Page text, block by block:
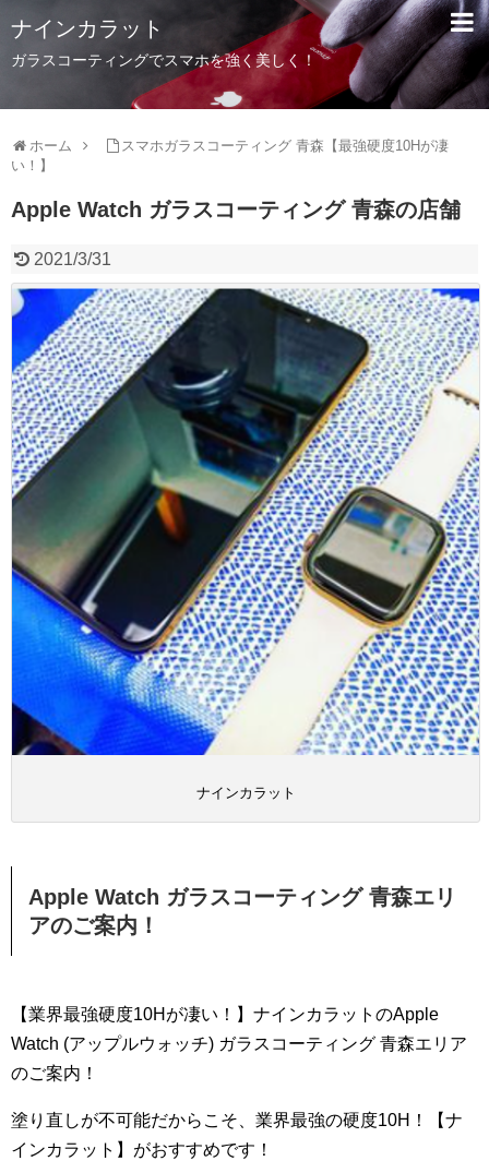
ナインカラット
ガラスコーティングでスマホを強く美しく！
ホーム
スマホガラスコーティング 青森【最強硬度10Hが凄
い！】
Apple Watch ガラスコーティング 青森の店舗
2021/3/31
ナインカラット
Apple Watch ガラスコーティング 青森エリ
アのご案内！
【業界最強硬度10Hが凄い！】ナインカラットのApple
Watch (アップルウォッチ) ガラスコーティング 青森エリア
のご案内！
塗り直しが不可能だからこそ、業界最強の硬度10H！【ナ
インカラット】がおすすめです！